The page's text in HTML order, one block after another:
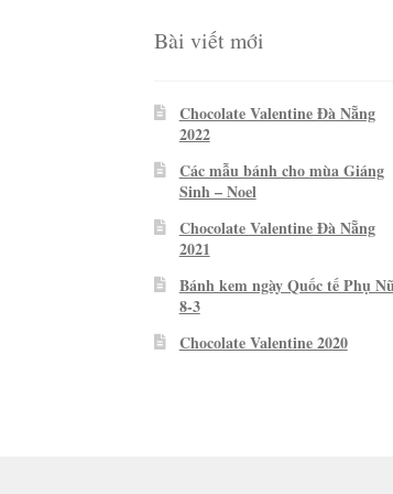
Bài viết mới
Chocolate Valentine Đà Nẵng
2022
Các mẫu bánh cho mùa Giáng
Sinh – Noel
Chocolate Valentine Đà Nẵng
2021
Bánh kem ngày Quốc tế Phụ
8-3
Chocolate Valentine 2020